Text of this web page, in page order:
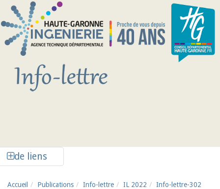
Aller au contenu principal
de liens
Accueil Publications Info-lettre IL 2022
Info-lettre-302